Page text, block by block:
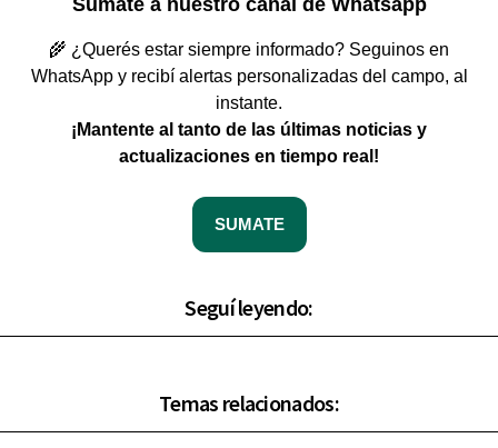
Sumate a nuestro canal de Whatsapp
🌾 ¿Querés estar siempre informado? Seguinos en
WhatsApp y recibí alertas personalizadas del campo, al
instante.
¡Mantente al tanto de las últimas noticias y
actualizaciones en tiempo real!
SUMATE
Seguí leyendo:
Temas relacionados: